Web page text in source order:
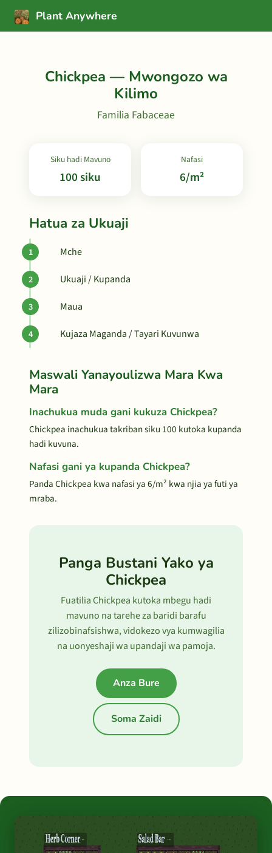
Plant Anywhere
Chickpea — Mwongozo wa
Kilimo
Familia Fabaceae
Siku hadi Mavuno
100 siku
Nafasi
6/m²
Hatua za Ukuaji
Mche
Ukuaji / Kupanda
Maua
Kujaza Maganda / Tayari Kuvunwa
Maswali Yanayoulizwa Mara Kwa
Mara
Inachukua muda gani kukuza Chickpea?
Chickpea inachukua takriban siku 100 kutoka kupanda
hadi kuvuna.
Nafasi gani ya kupanda Chickpea?
Panda Chickpea kwa nafasi ya 6/m² kwa njia ya futi ya
mraba.
Panga Bustani Yako ya
Chickpea
Fuatilia Chickpea kutoka mbegu hadi
mavuno na tarehe za baridi barafu
zilizobinafsishwa, vidokezo vya kumwagilia
na uonyeshaji wa upandaji wa pamoja.
Anza Bure
Soma Zaidi